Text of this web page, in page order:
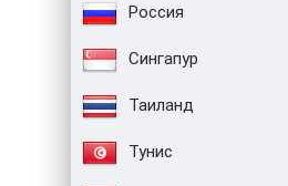
Россия
Сингапур
Таиланд
Тунис